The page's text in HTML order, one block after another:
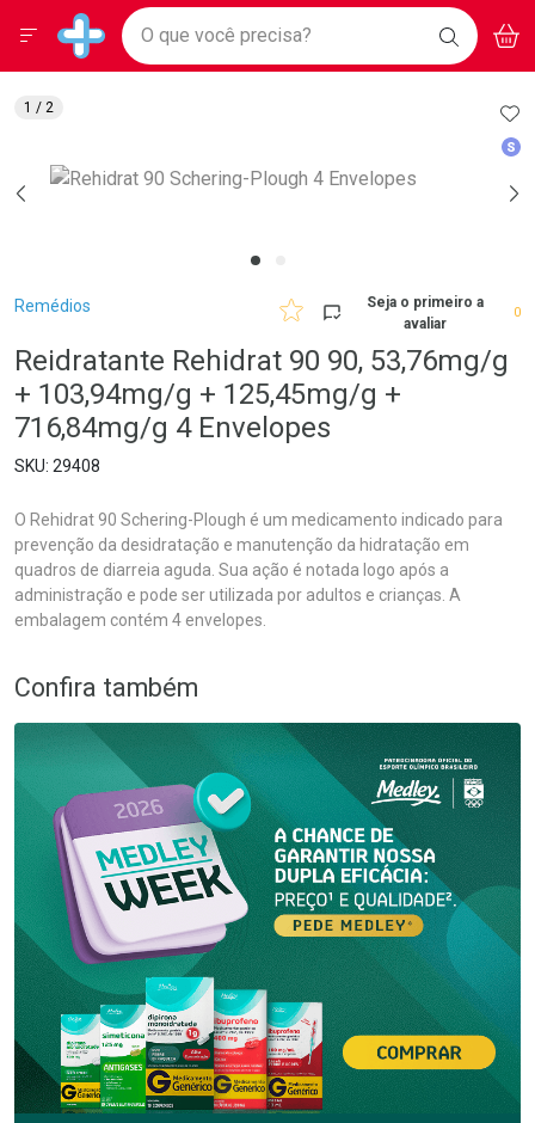
Drogarias Pacheco
Baixe nosso APP e aproveite Ofertas Exclusivas!
BAIXE
O APP
Ir direto para a home
pela página
Ir direto para o conteúdo
Ir direto para a busca
Ir direto para a conta
Ir direto para a notificações
Ir direto para o carrinho
Faça a sua busca
O que você precisa? BUSCAR
Menu
Breadcrumb
Remédios
Seja o primeiro a
avaliar
0
Reidratante Rehidrat 90 90, 53,76mg/g
+ 103,94mg/g + 125,45mg/g +
716,84mg/g 4 Envelopes
29408
O Rehidrat 90 Schering-Plough é um medicamento indicado para
prevenção da desidratação e manutenção da hidratação em
quadros de diarreia aguda. Sua ação é notada logo após a
administração e pode ser utilizada por adultos e crianças. A
embalagem contém 4 envelopes.
1 / 2
Confira também